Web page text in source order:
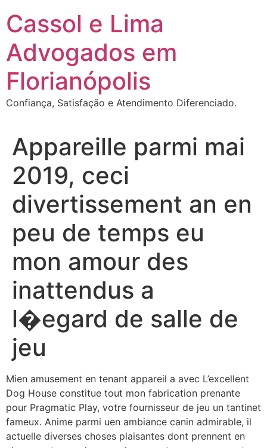
para
conteúdo
Cassol e Lima
Advogados em
Florianópolis
Confiança, Satisfação e Atendimento Diferenciado.
Appareille parmi mai
2019, ceci
divertissement an en
peu de temps eu
mon amour des
inattendus a
l�egard de salle de
jeu
Mien amusement en tenant appareil a avec L’excellent
Dog House constitue tout mon fabrication prenante
pour Pragmatic Play, votre fournisseur de jeu un tantinet
fameux. Anime parmi uen ambiance canin admirable, il
actuelle diverses choses plaisantes dont prennent en